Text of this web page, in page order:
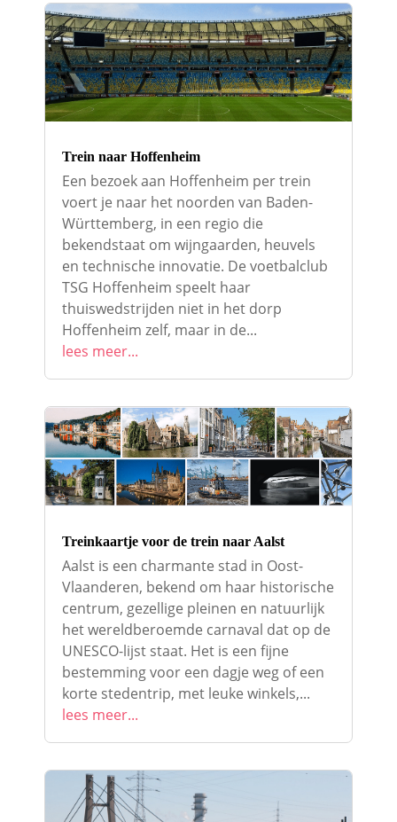
Trein naar Hoffenheim
Een bezoek aan Hoffenheim per trein
voert je naar het noorden van Baden-
Württemberg, in een regio die
bekendstaat om wijngaarden, heuvels
en technische innovatie. De voetbalclub
TSG Hoffenheim speelt haar
thuiswedstrijden niet in het dorp
Hoffenheim zelf, maar in de...
lees meer...
Treinkaartje voor de trein naar Aalst
Aalst is een charmante stad in Oost-
Vlaanderen, bekend om haar historische
centrum, gezellige pleinen en natuurlijk
het wereldberoemde carnaval dat op de
UNESCO-lijst staat. Het is een fijne
bestemming voor een dagje weg of een
korte stedentrip, met leuke winkels,...
lees meer...